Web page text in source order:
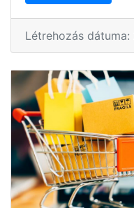
Létrehozás